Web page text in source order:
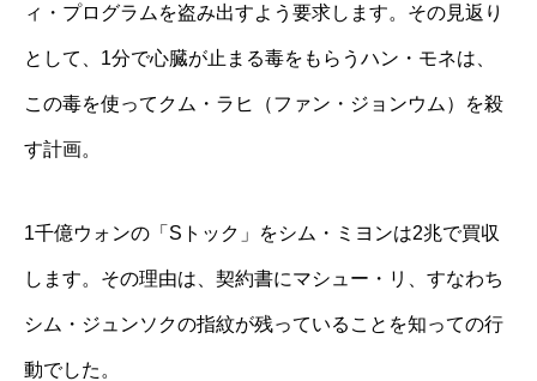
ィ・プログラムを盗み出すよう要求します。その見返り
として、1分で心臓が止まる毒をもらうハン・モネは、
この毒を使ってクム・ラヒ（ファン・ジョンウム）を殺
す計画。
1千億ウォンの「Sトック」をシム・ミヨンは2兆で買収
します。その理由は、契約書にマシュー・リ、すなわち
シム・ジュンソクの指紋が残っていることを知っての行
動でした。